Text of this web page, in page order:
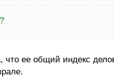
ее общий индекс